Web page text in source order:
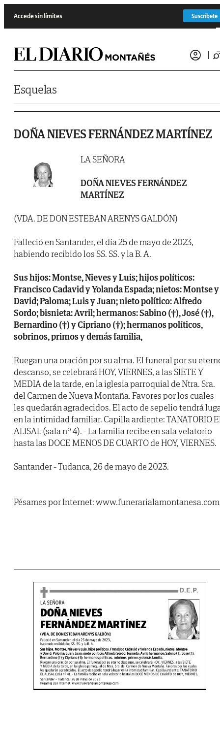
Accede sin límites Suscríbete
Esquelas
DOÑA NIEVES FERNÁNDEZ MARTÍNEZ
LA SEÑORA
DOÑA NIEVES FERNÁNDEZ
MARTÍNEZ
(VDA. DE DON ESTEBAN ARENYS GALDÓN)
Falleció en Santander, el día 25 de mayo de 2023,
habiendo recibido los SS. SS. y la B. A.
Sus hijos: Montse, Nieves y Luis; hijos políticos:
Francisco Cadavid y Yolanda Espada; nietos: Montse y
David; Paloma; Luis y Juan; nieto político: Alfredo
Sordo; bisnieta: Avril; hermanos: Sabino (†), José (†),
Bernardino (†) y Cipriano (†); hermanos políticos,
sobrinos, primos y demás familia,
Ruegan una oración por su alma. El funeral por su
descanso, se celebrará HOY, VIERNES, a las SIETE Y
MEDIA de la tarde, en la iglesia parroquial de Ntra. Sra.
del Carmen de Nueva Montaña. Favores por los cuales
les quedarán agradecidos. El acto de sepelio tendrá
en la intimidad familiar. Capilla ardiente: TANATORIO
ALISAL (sala nº 4). - La familia recibe en sala velatorio
hasta las DOCE MENOS DE CUARTO de HOY, VIERNES.
Santander - Tudanca, 26 de mayo de 2023.
Pésames por Internet: www.funerarialamontanesa.com